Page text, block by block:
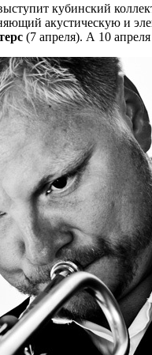
кубинский
акустическую и
(7 апреля). А 10 апреля